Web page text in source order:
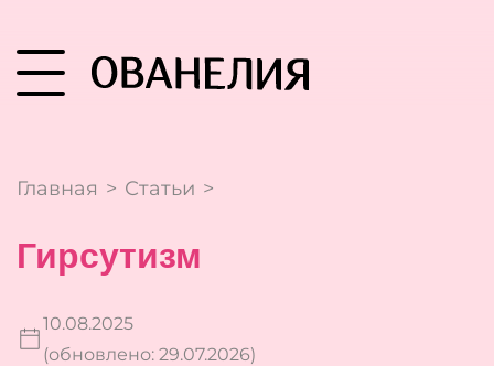
Главная > Статьи >
Гирсутизм
10.08.2025
(обновлено: 29.07.2026)